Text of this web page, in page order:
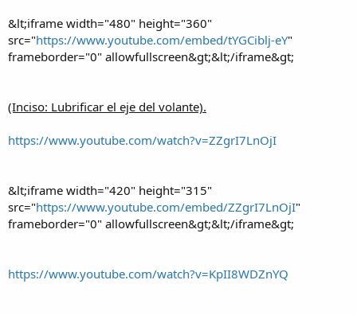
&lt;iframe width="480" height="360"
src="https://www.youtube.com/embed/tYGCiblj-eY"
frameborder="0" allowfullscreen&gt;&lt;/iframe&gt;
(Inciso: Lubrificar el eje del volante).
https://www.youtube.com/watch?v=ZZgrI7LnOjI
&lt;iframe width="420" height="315"
src="https://www.youtube.com/embed/ZZgrI7LnOjI"
frameborder="0" allowfullscreen&gt;&lt;/iframe&gt;
https://www.youtube.com/watch?v=KpII8WDZnYQ